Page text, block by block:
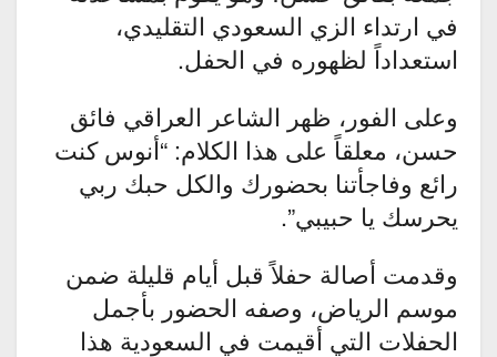
في ارتداء الزي السعودي التقليدي،
استعداداً لظهوره في الحفل.
وعلى الفور، ظهر الشاعر العراقي فائق
حسن، معلقاً على هذا الكلام: “أنوس كنت
رائع وفاجأتنا بحضورك والكل حبك ربي
يحرسك يا حبيبي”.
وقدمت أصالة حفلاً قبل أيام قليلة ضمن
موسم الرياض، وصفه الحضور بأجمل
الحفلات التي أقيمت في السعودية هذا